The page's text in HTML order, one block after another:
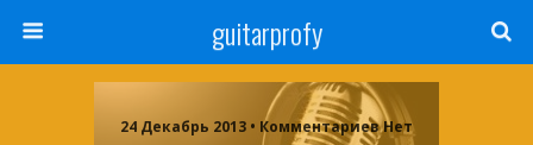
guitarprofy
24 Декабрь 2013 • Комментариев Нет